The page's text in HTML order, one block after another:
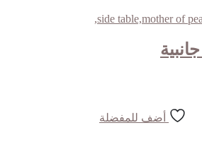
أضف للمفضلة